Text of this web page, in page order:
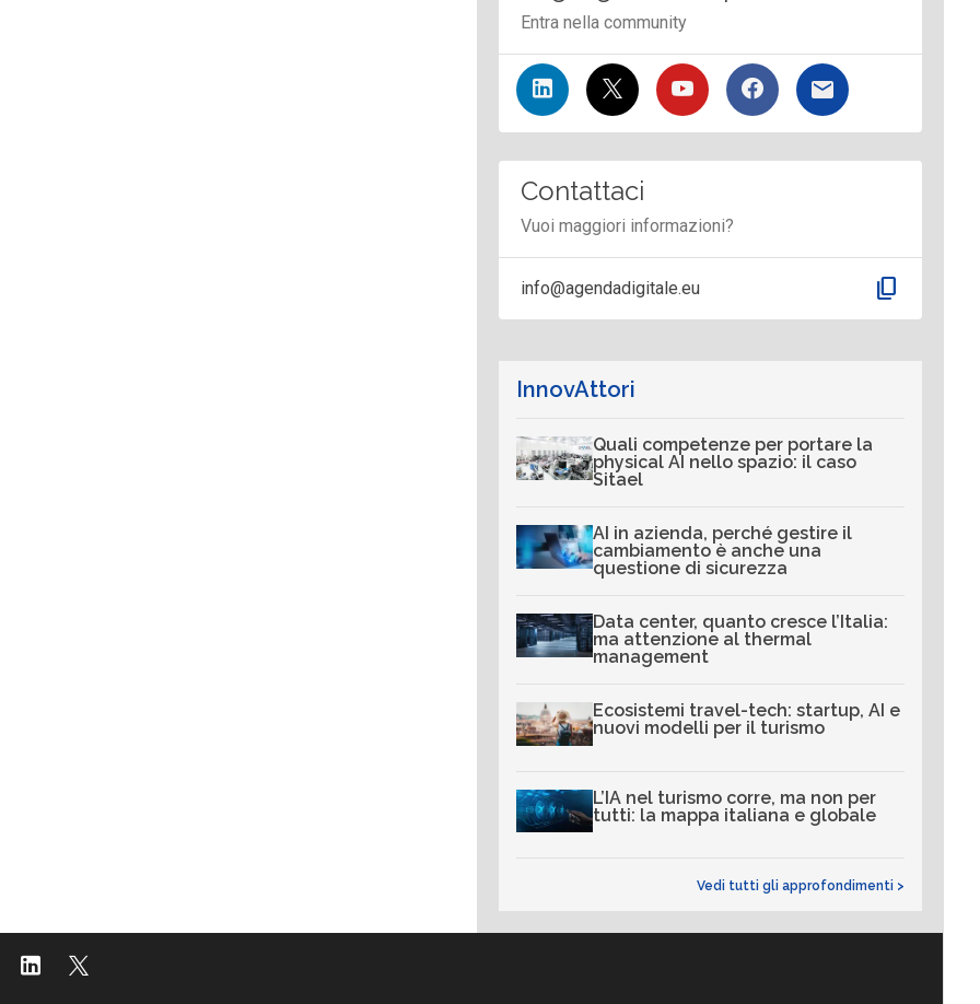
Entra nella community
Contattaci
Vuoi maggiori informazioni?
info@agendadigitale.eu content_copy
InnovAttori
Quali competenze per portare la
physical AI nello spazio: il caso
Sitael
AI in azienda, perché gestire il
cambiamento è anche una
questione di sicurezza
Data center, quanto cresce l’Italia:
ma attenzione al thermal
management
Ecosistemi travel-tech: startup, AI e
nuovi modelli per il turismo
L’IA nel turismo corre, ma non per
tutti: la mappa italiana e globale
Vedi tutti gli approfondimenti >